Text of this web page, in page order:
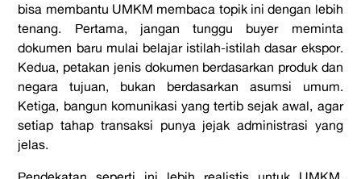
bisa membantu UMKM membaca topik ini dengan lebih
tenang. Pertama, jangan tunggu buyer meminta
dokumen baru mulai belajar istilah-istilah dasar ekspor.
Kedua, petakan jenis dokumen berdasarkan produk dan
negara tujuan, bukan berdasarkan asumsi umum.
Ketiga, bangun komunikasi yang tertib sejak awal, agar
setiap tahap transaksi punya jejak administrasi yang
jelas.